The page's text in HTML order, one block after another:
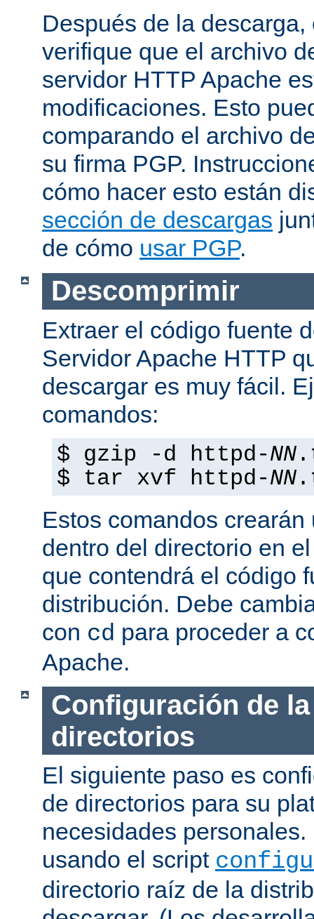
Después de la
verifique que el archivo
servidor HTTP Apache
modificaciones. Esto
comparando el archivo
su firma PGP.
cómo hacer esto están
sección de descargas
de cómo usar PGP.
Descomprimir
Extraer el código fuente
Servidor Apache HTTP
descargar es muy fácil.
comandos:
$ gzip -d httpd-NN
$ tar xvf httpd-NN
Estos comandos
dentro del directorio en
que contendrá el código
distribución. Debe
con cd para proceder a
Apache.
Configuración de
directorios
El siguiente paso es
de directorios para su
necesidades
usando el script
directorio raíz de la